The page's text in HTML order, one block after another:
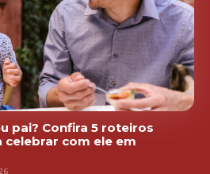
pai? Confira 5 roteiros
com ele em